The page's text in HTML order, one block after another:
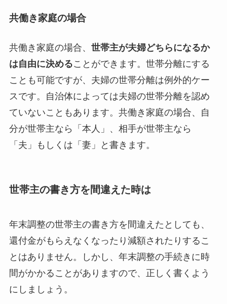
共働き家庭の場合
共働き家庭の場合、 世帯主が夫婦どちらになるか
は自由に決めることができます。世帯分離にする
ことも可能ですが、夫婦の世帯分離は例外的ケー
スです。自治体によっては夫婦の世帯分離を認め
ていないこともあります。共働き家庭の場合、自
分が世帯主なら「本人」、相手が世帯主なら
「夫」もしくは「妻」と書きます。
世帯主の書き方を間違えた時は
年末調整の世帯主の書き方を間違えたとしても、
還付金がもらえなくなったり減額されたりするこ
とはありません。しかし、年末調整の手続きに時
間がかかることがありますので、正しく書くよう
にしましょう。